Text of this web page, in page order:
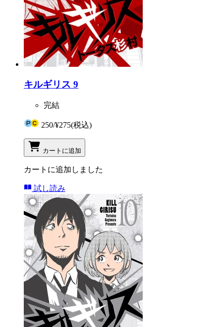
キルギリス 9
完結
250/¥275(税込)
カートに追加
カートに追加しました
試し読み